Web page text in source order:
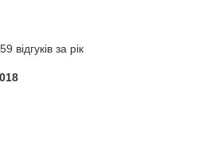
відгуків за рік